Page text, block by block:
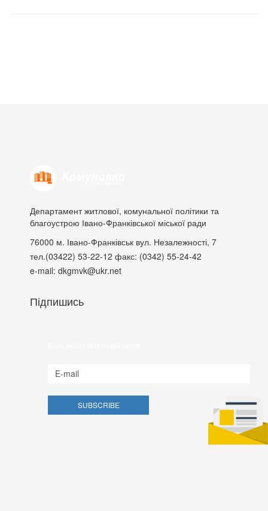
Департамент житлової, комунальної політики та
благоустрою Івано-Франківської міської ради
76000 м. Івано-Франківськ вул. Незалежності, 7
тел.(03422) 53-22-12 факс: (0342) 55-24-42
e-mail: dkgmvk@ukr.net
Підпишись